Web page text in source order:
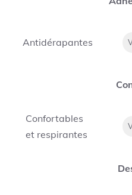
Antidérapantes
Confortables
et respirantes